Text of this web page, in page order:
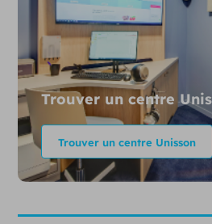
Trouver un centre
Trouver un centre Unisson